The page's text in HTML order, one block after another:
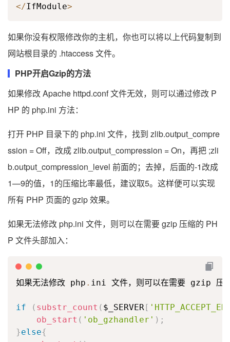
</IfModule>
如果你没有权限修改你的主机，你也可以将以上代码复制到
网站根目录的 .htaccess 文件。
PHP开启Gzip的方法
如果修改 Apache httpd.conf 文件无效，则可以通过修改 P
HP 的 php.ini 方法：
打开 PHP 目录下的 php.ini 文件，找到 zlib.output_compre
ssion = Off，改成 zlib.output_compression = On，再把 ;zli
b.output_compression_level 前面的；去掉，后面的-1改成
1—9的值，1的压缩比率最低，建议取5。这样便可以实现
所有 PHP 页面的 gzip 效果。
如果无法修改 php.ini 文件，则可以在需要 gzip 压缩的 PH
P 文件头部加入：
如果无法修改 php . ini 文件，则可以在需要 gzip 压
if ( substr_count ( $_SERVER [
ob_start ( 'ob_gzhandler' ) ;
}else{